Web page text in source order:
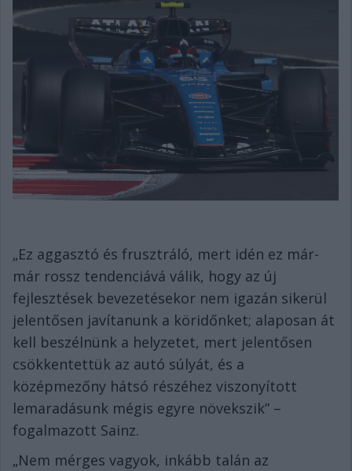
„Ez aggasztó és frusztráló, mert idén ez már-
már rossz tendenciává válik, hogy az új
fejlesztések bevezetésekor nem igazán sikerül
jelentősen javítanunk a köridőnket; alaposan át
kell beszélnünk a helyzetet, mert jelentősen
csökkentettük az autó súlyát, és a
középmezőny hátsó részéhez viszonyított
lemaradásunk mégis egyre növekszik” –
fogalmazott Sainz.
„Nem mérges vagyok, inkább talán az